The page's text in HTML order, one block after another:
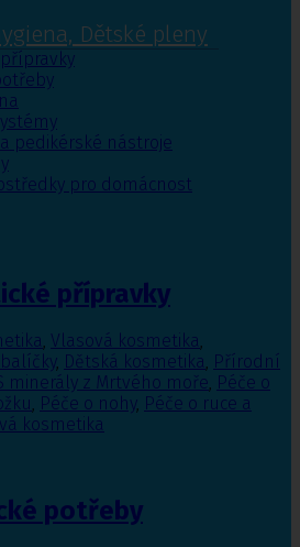
Dětské pleny
pedikérské nástroje
pro domácnost
přípravky
, Vlasová kosmetika,
, Dětská kosmetika, Přírodní
minerály z Mrtvého moře, Péče o
, Péče o nohy, Péče o ruce a
kosmetika
potřeby